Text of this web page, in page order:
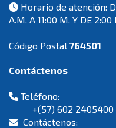
Horario de atención:
A.M. A 11:00 M. Y DE 2:00
Código Postal 764501
Teléfono:
+(57) 602
Contáctenos: